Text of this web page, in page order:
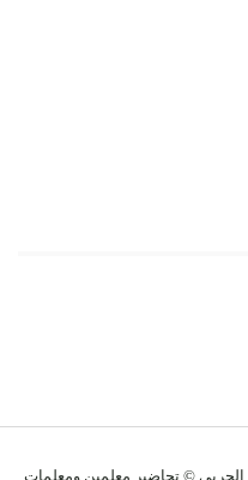
© تحاضير معلمين ومعلمات